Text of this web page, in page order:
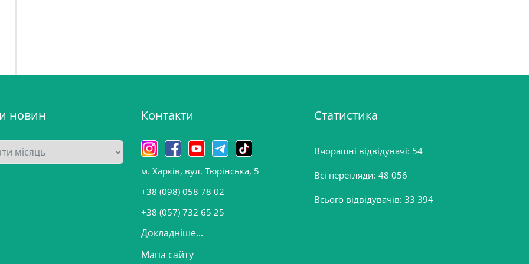
новин Контакти
м. Харків, вул. Тюрінська, 5
+38 (098) 058 78 02
+38 (057) 732 65 25
Докладніше...
Мапа сайту
Статистика
Вчорашні відвідувачі: 54
Всі перегляди: 48 056
Всього відвідувачів: 33 394